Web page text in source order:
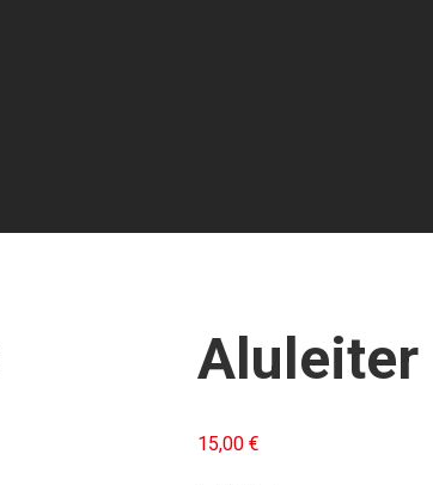
Aluleiter
15,00 €